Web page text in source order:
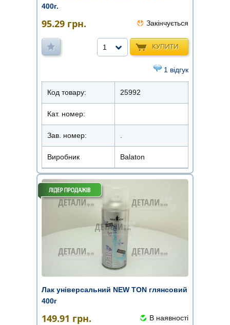
400г.
95.29 грн. Закінчується
КУПИТИ
1
1 відгук
Код товару: 25992
Кат. номер:
Зав. номер: .
Виробник Balaton
Лак універсальний NEW TON глянсовий
400г
149.91 грн. В наявності